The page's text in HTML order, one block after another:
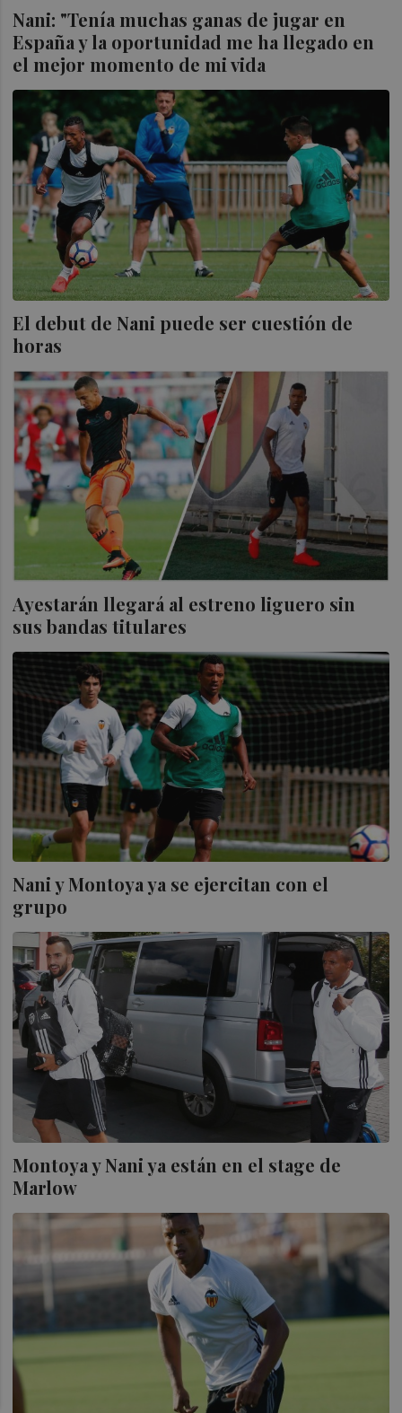
Nani: "Tenía muchas ganas de jugar en
España y la oportunidad me ha llegado en
el mejor momento de mi vida
El debut de Nani puede ser cuestión de
horas
Ayestarán llegará al estreno liguero sin
sus bandas titulares
Nani y Montoya ya se ejercitan con el
grupo
Montoya y Nani ya están en el stage de
Marlow